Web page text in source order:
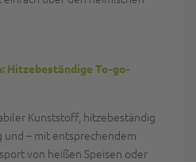
Hitzebeständige To-go-
Kunststoff, hitzebeständig
und – mit entsprechendem
von heißen Speisen oder